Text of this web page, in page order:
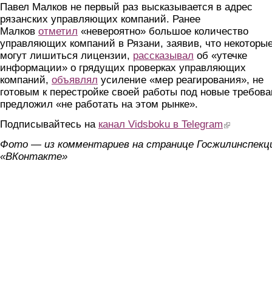
Павел Малков не первый раз высказывается в адрес
рязанских управляющих компаний. Ранее
Малков отметил «невероятно» большое количество
управляющих компаний в Рязани, заявив, что
могут лишиться лицензии, рассказывал об «утечке
информации» о грядущих проверках управляющих
компаний, объявлял усиление «мер реагирования», не
готовым к перестройке своей работы под новые
предложил «не работать на этом рынке».
Подписывайтесь на канал Vidsboku в Telegram (link is
Фото — из комментариев на странице
«ВКонтакте»